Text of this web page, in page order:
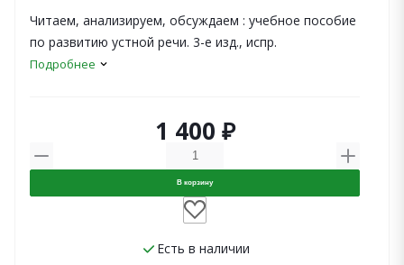
Читаем, анализируем, обсуждаем : учебное пособие
по развитию устной речи. 3-е изд., испр.
Подробнее
1 400 ₽
В корзину
Есть в наличии